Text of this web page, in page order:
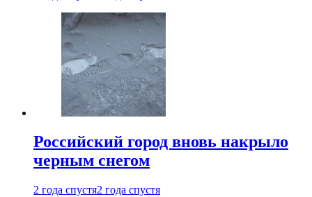
Российский город вновь накрыло
черным снегом
2 года спустя2 года спустя